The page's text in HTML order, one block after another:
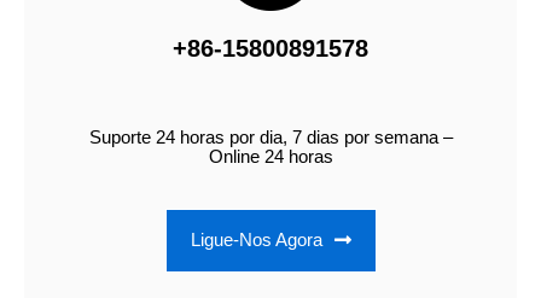
+86-15800891578
Suporte 24 horas por dia, 7 dias por semana –
Online 24 horas
Ligue-Nos Agora